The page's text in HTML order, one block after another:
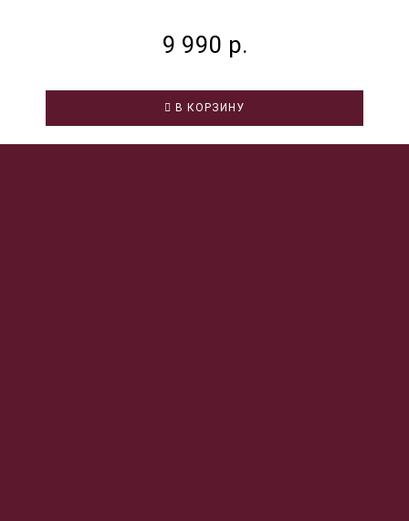
9 990 р.
В КОРЗИНУ